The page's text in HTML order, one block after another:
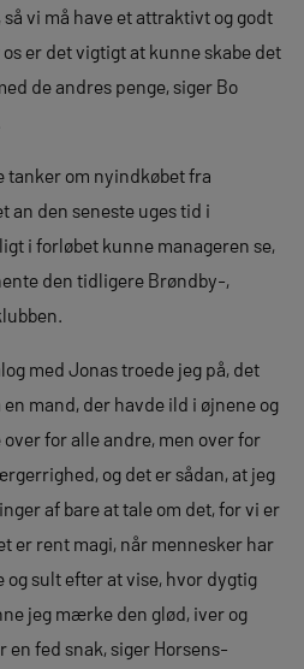
vi må have et attraktivt og godt
er det vigtigt at kunne skabe det
de andres penge, siger Bo
tanker om nyindkøbet fra
an den seneste uges tid i
i forløbet kunne manageren se,
den tidligere Brøndby-,
med Jonas troede jeg på, det
mand, der havde ild i øjnene og
for alle andre, men over for
og det er sådan, at jeg
af bare at tale om det, for vi er
er rent magi, når mennesker har
sult efter at vise, hvor dygtig
jeg mærke den glød, iver og
en fed snak, siger Horsens-